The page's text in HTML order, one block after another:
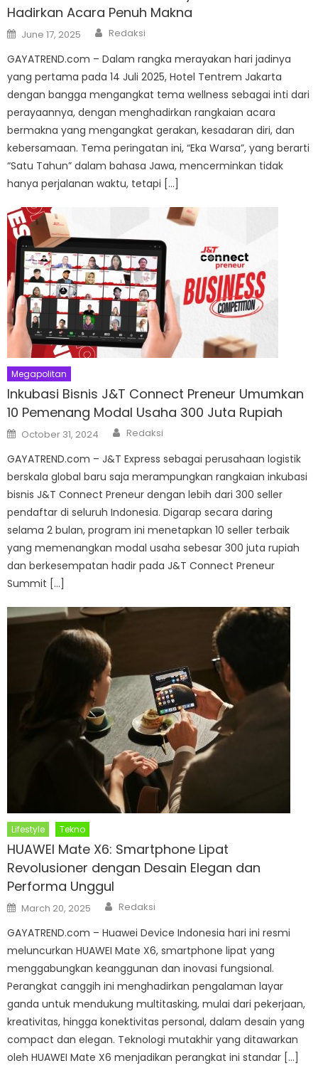
Hadirkan Acara Penuh Makna
Posted
on
June 17, 2025 Author
Redaksi
GAYATREND.com – Dalam rangka merayakan hari jadinya
yang pertama pada 14 Juli 2025, Hotel Tentrem Jakarta
dengan bangga mengangkat tema wellness sebagai inti dari
perayaannya, dengan menghadirkan rangkaian acara
bermakna yang mengangkat gerakan, kesadaran diri, dan
kebersamaan. Tema peringatan ini, “Eka Warsa”, yang berarti
“Satu Tahun” dalam bahasa Jawa, mencerminkan tidak
hanya perjalanan waktu, tetapi […]
Megapolitan
Inkubasi Bisnis J&T Connect Preneur Umumkan
10 Pemenang Modal Usaha 300 Juta Rupiah
Posted
on
October 31, 2024 Author
Redaksi
GAYATREND.com – J&T Express sebagai perusahaan logistik
berskala global baru saja merampungkan rangkaian inkubasi
bisnis J&T Connect Preneur dengan lebih dari 300 seller
pendaftar di seluruh Indonesia. Digarap secara daring
selama 2 bulan, program ini menetapkan 10 seller terbaik
yang memenangkan modal usaha sebesar 300 juta rupiah
dan berkesempatan hadir pada J&T Connect Preneur
Summit […]
Lifestyle Tekno
HUAWEI Mate X6: Smartphone Lipat
Revolusioner dengan Desain Elegan dan
Performa Unggul
Posted
on
March 20, 2025 Author
Redaksi
GAYATREND.com – Huawei Device Indonesia hari ini resmi
meluncurkan HUAWEI Mate X6, smartphone lipat yang
menggabungkan keanggunan dan inovasi fungsional.
Perangkat canggih ini menghadirkan pengalaman layar
ganda untuk mendukung multitasking, mulai dari pekerjaan,
kreativitas, hingga konektivitas personal, dalam desain yang
compact dan elegan. Teknologi mutakhir yang ditawarkan
oleh HUAWEI Mate X6 menjadikan perangkat ini standar […]